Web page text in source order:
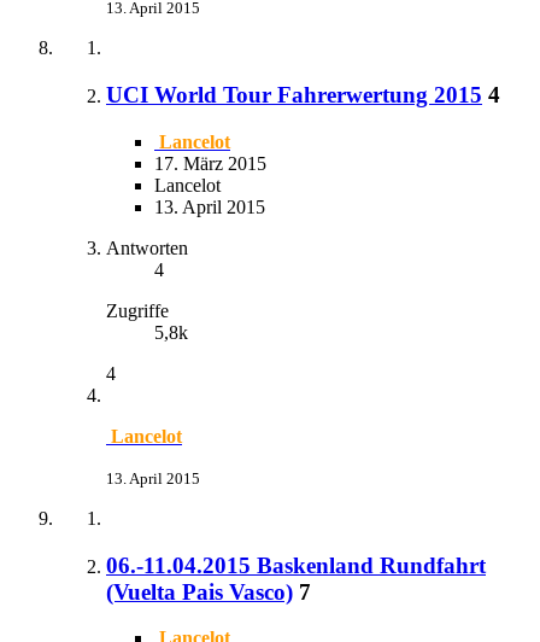
13. April 2015
UCI World Tour Fahrerwertung 2015 4
Lancelot
17. März 2015
Lancelot
13. April 2015
Antworten
4
Zugriffe
5,8k
4
Lancelot
13. April 2015
06.-11.04.2015 Baskenland Rundfahrt
(Vuelta Pais Vasco) 7